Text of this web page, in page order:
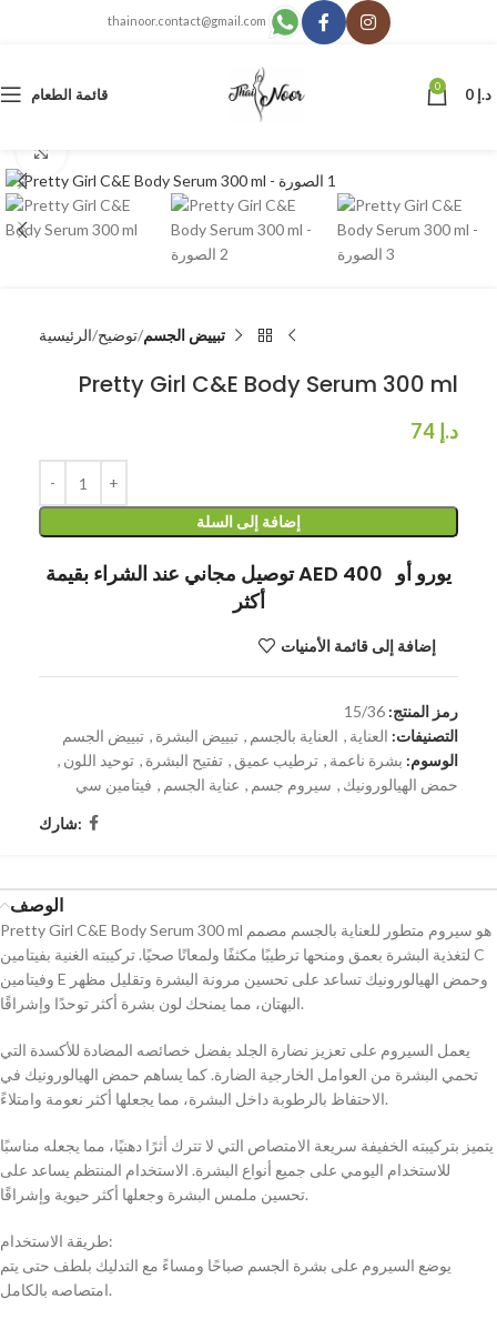
thainoor.contact@gmail.com
قائمة الطعام 0 د.إ
الرئيسية توضيح تبييض الجسم
Pretty Girl C&E Body Serum 300 ml
د.إ
إضافة إلى السلة
توصيل مجاني عند الشراء بقيمة AED 400 يورو أو
أكثر
إضافة إلى قائمة الأمنيات
رمز المنتج: 15/36
التصنيفات: العناية , العناية بالجسم , تبييض البشرة , تبييض الجسم
الوسوم: بشرة ناعمة , ترطيب عميق , تفتيح البشرة , توحيد اللون ,
حمض الهيالورونيك , سيروم جسم , عناية الجسم , فيتامين سي
شارك:
الوصف
Pretty Girl C&E Body Serum 300 ml هو سيروم متطور للعناية بالجسم مصمم
لتغذية البشرة بعمق ومنحها ترطيبًا مكثفًا ولمعانًا صحيًا. تركيبته الغنية بفيتامين C
وفيتامين E وحمض الهيالورونيك تساعد على تحسين مرونة البشرة وتقليل مظهر
البهتان، مما يمنحك لون بشرة أكثر توحدًا وإشراقًا.
يعمل السيروم على تعزيز نضارة الجلد بفضل خصائصه المضادة للأكسدة التي
تحمي البشرة من العوامل الخارجية الضارة. كما يساهم حمض الهيالورونيك في
الاحتفاظ بالرطوبة داخل البشرة، مما يجعلها أكثر نعومة وامتلاءً.
يتميز بتركيبته الخفيفة سريعة الامتصاص التي لا تترك أثرًا دهنيًا، مما يجعله مناسبًا
للاستخدام اليومي على جميع أنواع البشرة. الاستخدام المنتظم يساعد على
تحسين ملمس البشرة وجعلها أكثر حيوية وإشراقًا.
طريقة الاستخدام:
يوضع السيروم على بشرة الجسم صباحًا ومساءً مع التدليك بلطف حتى يتم
امتصاصه بالكامل.